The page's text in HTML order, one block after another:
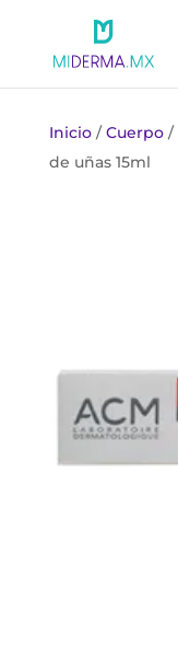
Inicio/Cuerpo/
de uñas 15ml